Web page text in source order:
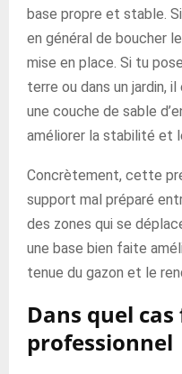
base propre et stable.
en général de boucher
mise en place. Si tu
terre ou dans un jardin,
une couche de sable
améliorer la stabilité et
Concrètement, cette
support mal préparé
des zones qui se
une base bien faite
tenue du gazon et le
Dans quel
professionnel